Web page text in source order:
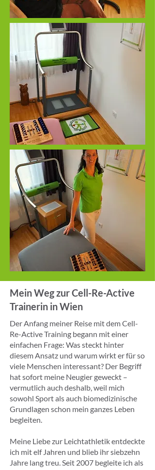
Mein Weg zur Cell-Re-Active
Trainerin in Wien
Der Anfang meiner Reise mit dem Cell-
Re-Active Training begann mit einer
einfachen Frage: Was steckt hinter
diesem Ansatz und warum wirkt er für so
viele Menschen interessant? Der Begriff
hat sofort meine Neugier geweckt –
vermutlich auch deshalb, weil mich
sowohl Sport als auch biomedizinische
Grundlagen schon mein ganzes Leben
begleiten.
Meine Liebe zur Leichtathletik entdeckte
ich mit elf Jahren und blieb ihr siebzehn
Jahre lang treu. Seit 2007 begleite ich als